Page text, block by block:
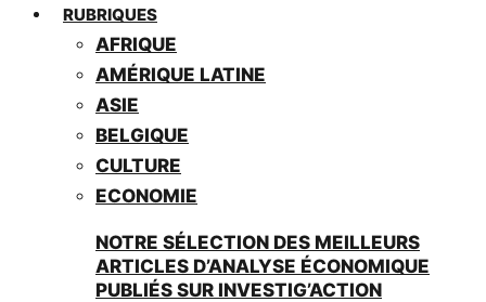
RUBRIQUES
AFRIQUE
AMÉRIQUE LATINE
ASIE
BELGIQUE
CULTURE
ECONOMIE
NOTRE SÉLECTION DES MEILLEURS
ARTICLES D’ANALYSE ÉCONOMIQUE
PUBLIÉS SUR INVESTIG’ACTION